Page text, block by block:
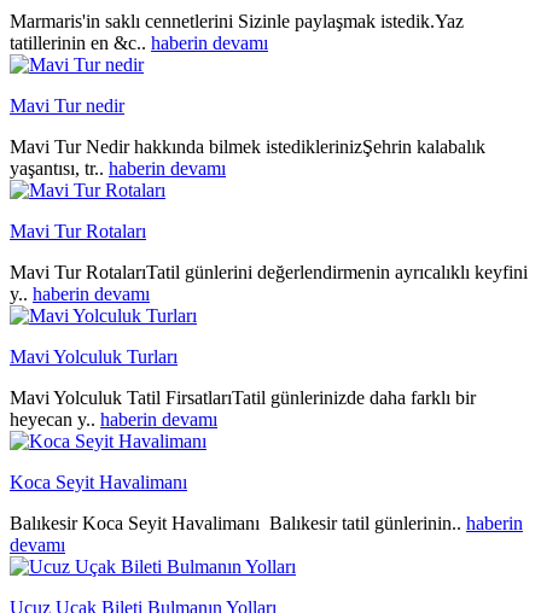
Marmaris'in saklı cennetlerini Sizinle paylaşmak istedik.Yaz
tatillerinin en &c.. haberin devamı
Mavi Tur nedir
Mavi Tur Nedir hakkında bilmek istediklerinizŞehrin kalabalık
yaşantısı, tr.. haberin devamı
Mavi Tur Rotaları
Mavi Tur RotalarıTatil günlerini değerlendirmenin ayrıcalıklı keyfini
y.. haberin devamı
Mavi Yolculuk Turları
Mavi Yolculuk Tatil FirsatlarıTatil günlerinizde daha farklı bir
heyecan y.. haberin devamı
Koca Seyit Havalimanı
Balıkesir Koca Seyit Havalimanı Balıkesir tatil günlerinin.. haberin
devamı
Ucuz Uçak Bileti Bulmanın Yolları